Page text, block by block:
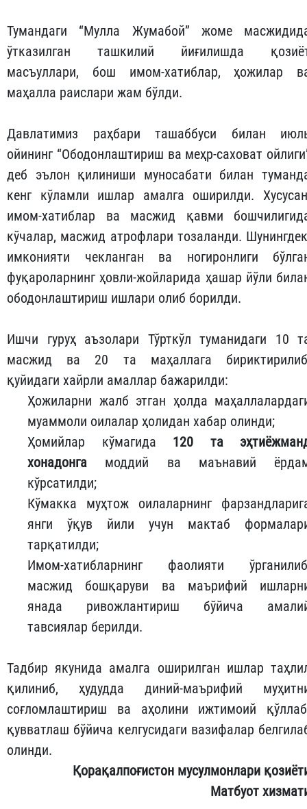
Тумандаги “Мулла Жумабой” жоме
ўтказилган ташкилий йиғилишда
масъуллари, бош имом-хатиблар, ҳожилар
маҳалла раислари жам бўлди.
Давлатимиз раҳбари ташаббуси билан
ойининг “Ободонлаштириш ва меҳр-саховат
деб эълон қилиниши муносабати билан
кенг кўламли ишлар амалга оширилди.
имом-хатиблар ва масжид қавми
кўчалар, масжид атрофлари тозаланди.
имконияти чекланган ва ногиронлиги
фуқароларнинг ҳовли-жойларида ҳашар йўли
ободонлаштириш ишлари олиб борилди.
Ишчи гуруҳ аъзолари Тўрткўл туманидаги 10
масжид ва 20 та маҳаллага
қуйидаги хайрли амаллар бажарилди:
Ҳожиларни жалб этган ҳолда
муаммоли оилалар ҳолидан хабар олинди;
Ҳомийлар кўмагида 120 та
хонадонга моддий ва маънавий
кўрсатилди;
Кўмакка муҳтож оилаларнинг
янги ўқув йили учун мактаб
тарқатилди;
Имом-хатибларнинг фаолияти
масжид бошқаруви ва маърифий
янада ривожлантириш бўйича
тавсиялар берилди.
Тадбир якунида амалга оширилган ишлар
қилиниб, ҳудудда диний-маърифий
соғломлаштириш ва аҳолини ижтимоий
қувватлаш бўйича келгусидаги вазифалар
олинди.
Қорақалпоғистон мусулмонлари
Матбуот